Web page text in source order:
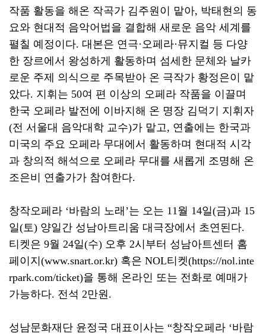
작품 활동을 해온 작곡가 김주원이 맡아, 박태현의 동
요와 현대적 음악어법을 결합해 새로운 음악 세계를
펼칠 예정이다. 대본은 연극·오페라·뮤지컬 등 다양
한 장르에서 왕성하게 활동하며 섬세한 문체와 날카
로운 주제 의식으로 주목받아 온 극작가 황정은이 맡
았다. 지휘는 50여 편 이상의 오페라 작품을 이끌며
한국 오페라 발전에 이바지해 온 명장 김덕기 지휘자
(전 서울대 음악대학 교수)가 맡고, 연출에는 한국과
미국의 주요 오페라 무대에서 활동하며 현대적 시각
과 창의적 해석으로 오페라 무대를 새롭게 조명해 온
조은비 연출가가 참여한다.
창작오페라 ‘바람의 노래 ’는 오는 11월 14일(금)과 15
일(토) 양일간 성남아트리움 대극장에서 초연된다.
티켓은 9월 24일(수) 오후 2시부터 성남아트센터 홈
페이지 (www.snart.or.kr) 혹은 NOL티켓(https://nol.inte
rpark.com/ticket)을 통해 온라인 또는 전화로 예매가
가능하다. 전석 2만원 .
성남문화재단 윤정국 대표이사는 “창작오페라 ‘바람